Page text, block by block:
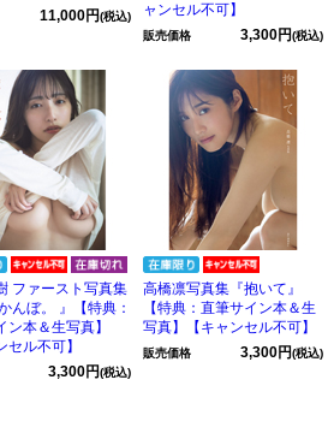
11,000円(税込)
ャンセル不可】
販売価格 3,300円(税込)
ファースト写真集
んぼ。 』【特典：
ン本＆生写真】
セル不可】
3,300円(税込)
高橋凛写真集『抱いて』
【特典：直筆サイン本＆生
写真】【キャンセル不可】
販売価格 3,300円(税込)